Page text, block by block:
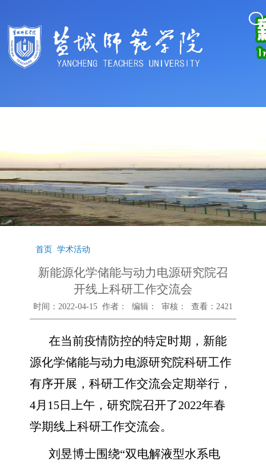
首页 学术活动
新能源化学储能与动力电源研究院召
开线上科研工作交流会
时间：2022-04-15 作者： 编辑： 审核： 查看： 2421
在当前疫情防控的特定时期，新能
源化学储能与动力电源研究院科研工作
有序开展，科研工作交流会定期举行，
4月 15日上午，研究院召开了2022年春
学期线上科研工作交流会。
刘昱博士围绕“双电解液型水系电